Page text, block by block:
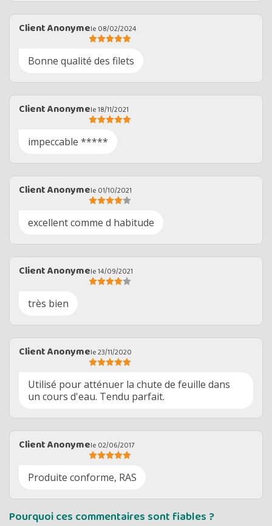
Client Anonymele 08/02/2024
Bonne qualité des filets
Client Anonymele 18/11/2021
impeccable *****
Client Anonymele 01/10/2021
excellent comme d habitude
Client Anonymele 14/09/2021
très bien
Client Anonymele 23/11/2020
Utilisé pour atténuer la chute de feuille dans
un cours d'eau. Tendu parfait.
Client Anonymele 02/06/2017
Produite conforme, RAS
Pourquoi ces commentaires sont fiables ?